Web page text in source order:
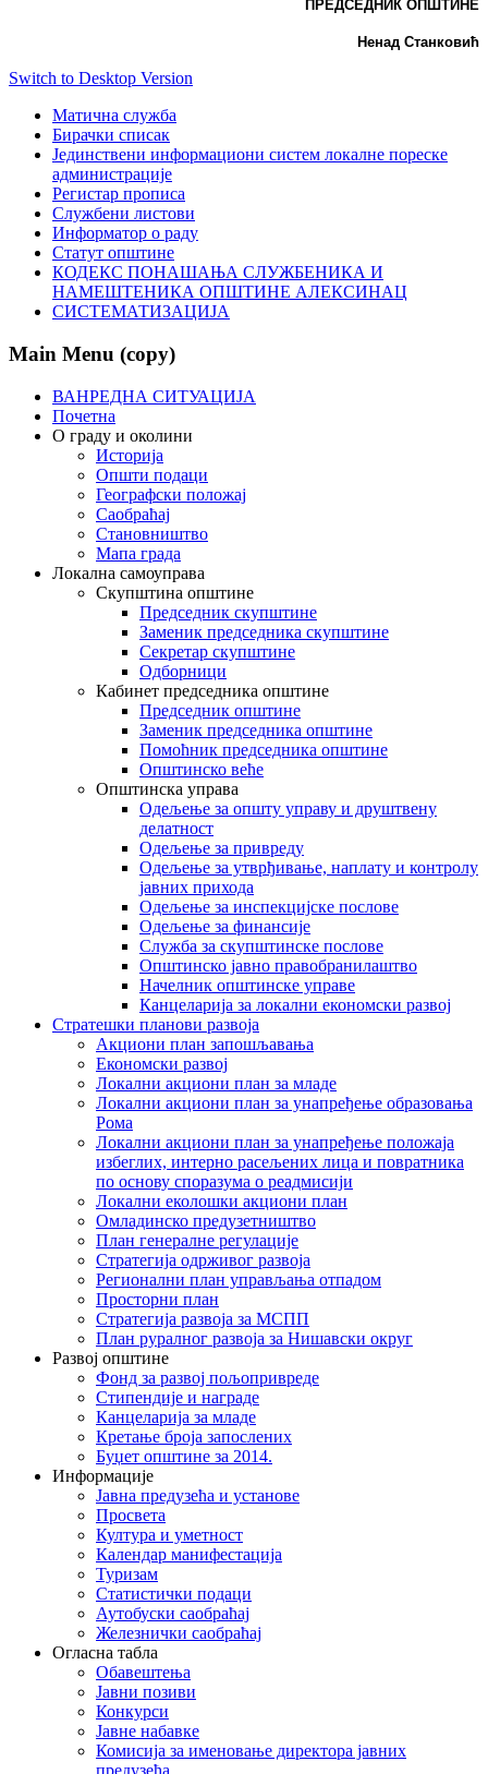
ПРЕДСЕДНИК ОПШТИНЕ
Ненад Станковић
Switch to Desktop Version
Матична служба
Бирачки списак
Јединствени информациони систем локалне пореске
администрације
Регистар прописа
Службени листови
Информатор о раду
Статут општине
КОДЕКС ПОНАШАЊА СЛУЖБЕНИКА И
НАМЕШТЕНИКА ОПШТИНЕ АЛЕКСИНАЦ
СИСТЕМАТИЗАЦИЈА
Main Menu (copy)
ВАНРЕДНА СИТУАЦИЈА
Почетна
О граду и околини
Историја
Општи подаци
Географски положај
Саобраћај
Становништво
Мапа града
Локална самоуправа
Скупштина општине
Председник скупштине
Заменик председника скупштине
Секретар скупштине
Одборници
Кабинет председника општине
Председник општине
Заменик председника општине
Помоћник председника општине
Општинско веће
Општинска управа
Одељење за општу управу и друштвену
делатност
Одељење за привреду
Одељење за утврђивање, наплату и контролу
јавних прихода
Одељење за инспекцијске послове
Одељење за финансије
Служба за скупштинске послове
Општинско јавно правобранилаштво
Начелник општинске управе
Канцеларија за локални економски развој
Стратешки планови развоја
Акциони план запошљавања
Економски развој
Локални акциони план за младе
Локални акциони план за унапређење образовања
Рома
Локални акциони план за унапређење положаја
избеглих, интерно расељених лица и повратника
по основу споразума о реадмисији
Локални еколошки акциони план
Омладинско предузетништво
План генералне регулације
Стратегија одрживог развоја
Регионални план управљања отпадом
Просторни план
Стратегија развоја за МСПП
План руралног развоја за Нишавски округ
Развој општине
Фонд за развој пољопривреде
Стипендије и награде
Канцеларија за младе
Кретање броја запослених
Буџет општине за 2014.
Информације
Јавна предузећа и установе
Просвета
Култура и уметност
Календар манифестација
Туризам
Статистички подаци
Аутобуски саобраћај
Железнички саобраћај
Огласна табла
Обавештења
Јавни позиви
Конкурси
Јавне набавке
Комисија за именовање директора јавних
предузећа